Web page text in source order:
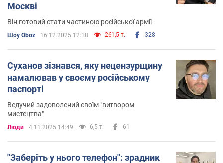
Москві
Він готовий стати частиною російської армії
Шоу Oboz 16.12.2025 12:18 261,5 т. 328
Суханов зізнався, яку нецензурщину
намалював у своєму російському
паспорті
Ведучий задоволений своїм "витвором
мистецтва"
Люди 4.11.2025 14:49 6,5 т. 61
"Заберіть у нього телефон": зрадник